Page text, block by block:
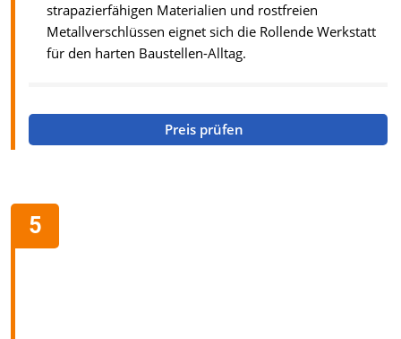
strapazierfähigen Materialien und rostfreien
Metallverschlüssen eignet sich die Rollende Werkstatt
für den harten Baustellen-Alltag.
Preis prüfen